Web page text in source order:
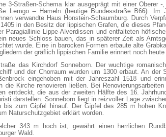
3-Straßen-Schema klar ausgeprägt mit einer Oberer -
Lemgo – Hameln (heutige Bundesstraße B66). Im
verwandte Haus Honstein-Schaumburg. Durch
in den Besitz der lippischen Grafen, die dieses
Paragiallinie Lippe-Alverdissen und entfalteten
neues Schloss bauen, das in späterer Zeit als
wurde. Eine in barocken Formen erbaute alte
der gräflich lippischen Familie erinnert noch heute
das Kirchdorf Sonneborn. Der wuchtige
und der Chorraum wurden um 1300 erbaut. An der
eingehoben mit der Jahreszahl 1518 und
die Kirche renovieren ließen. Bei
entdeckt, die aus der zweiten Hälfte des 16.
darstellen. Sonneborn liegt in reizvoller Lage
bis zum Gipfel hinauf. Der Gipfel des 285 m hohen
Naturschutzgebiet erklärt worden.
343 m hoch ist, gewährt einen herrlichen
Wald.